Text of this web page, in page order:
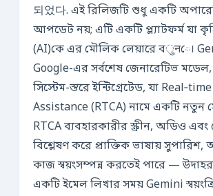
되었다. এই রিলিজটি শুধু একটি
আপডেট নয়; এটি একটি প্ল্যাটফর্ম যা
(AI)কে এর মৌলিক লেয়ারে বुनে।
Google-এর সর্বশেষ জেনারেটিভ
সিস্টেম-স্তরে ইন্টিগ্রেটেড, যা
Assistance (RTCA) নামে একটি নতুন
RTCA ব্যবহারকারীর স্ক্রীন, অডিও এবং
বিশ্লেষণ করে প্রাক্তিক ভাষায়
কাজ স্বয়ংসম্পন্ন করতেই পারে —
একটি ইমেল লিখার সময় Gemini